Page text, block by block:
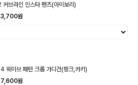
브라인 인스타 팬츠(아이보리)
원
웨이브 패턴 크롭 가디건(핑크,카키)
원